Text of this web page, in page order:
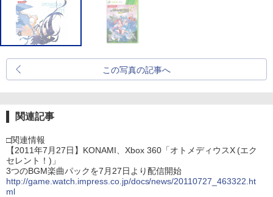
この写真の記事へ
関連記事
□関連情報
【2011年7月27日】KONAMI、Xbox 360「オトメディウスX (エク
セレント！)」
3つのBGM楽曲パックを7月27日より配信開始
http://game.watch.impress.co.jp/docs/news/20110727_463322.ht
ml